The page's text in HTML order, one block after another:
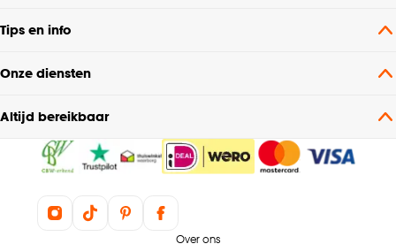
Tips en info
Onze diensten
Altijd bereikbaar
Over ons